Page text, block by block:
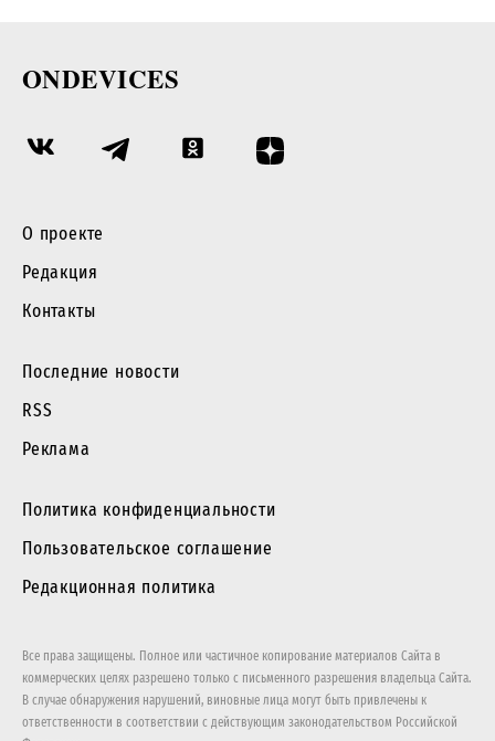
ONDEVICES
О проекте
Редакция
Контакты
Последние новости
RSS
Реклама
Политика конфиденциальности
Пользовательское соглашение
Редакционная политика
Все права защищены. Полное или частичное копирование материалов Сайта в
коммерческих целях разрешено только с письменного разрешения владельца Сайта.
В случае обнаружения нарушений, виновные лица могут быть привлечены к
ответственности в соответствии с действующим законодательством Российской